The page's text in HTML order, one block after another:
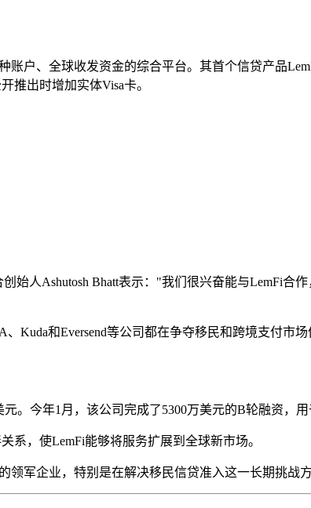
户、全球收发资金的综合平台。其首个信贷产品
推出时增加实体Visa卡。
始人Ashutosh Bhatt表示："我们很兴奋能与LemFi合
Kuda和Eversend等公司都在争夺移民和跨境支付市
。今年1月，该公司完成了5300万美元的B轮融资，
系，使LemFi能够将服务扩展到全球新市场。
领军企业，特别是在解决移民信贷准入这一长期挑战